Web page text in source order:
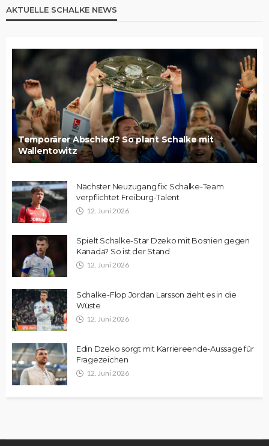
AKTUELLE SCHALKE NEWS
Temporärer Abschied? So plant Schalke mit
Wallentowitz
Nächster Neuzugang fix: Schalke-Team
verpflichtet Freiburg-Talent
12. Juni 2026
Spielt Schalke-Star Dzeko mit Bosnien gegen
Kanada? So ist der Stand
12. Juni 2026
Schalke-Flop Jordan Larsson zieht es in die
Wüste
12. Juni 2026
Edin Dzeko sorgt mit Karriereende-Aussage für
Fragezeichen
12. Juni 2026